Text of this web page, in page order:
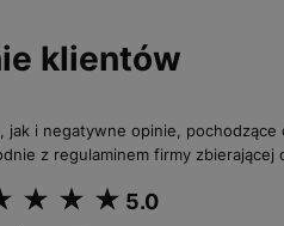
klientów
i negatywne opinie,
z regulaminem firmy zbierającej
5.0